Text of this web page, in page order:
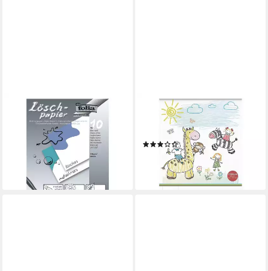
Zeichenpapier, Löschpapier,
Format DIN A4, 10 Blatt
lieferbar - in 2-3 Werktagen bei dir
BRUNNEN
Malblock, A4, 75 Blatt/ Block,
Grammatur 100 g/m²
(1)
8,87 €
(8,87 €/ 1 qm)
lieferbar - in 4-5 Werktagen bei dir